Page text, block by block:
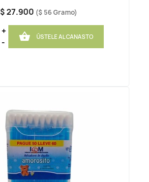
$ 27.900 ($ 56 Gramo)
+
-
 ÚSTELE AL CANASTO